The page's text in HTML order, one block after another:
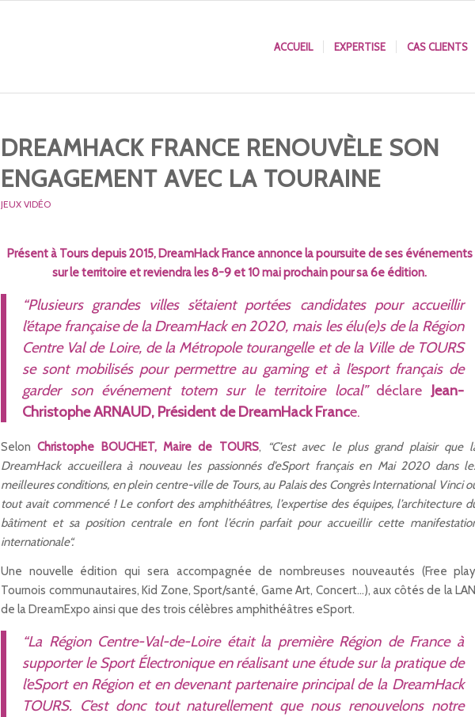
ACCUEIL EXPERTISE CAS CLIENTS
DREAMHACK FRANCE RENOUVÈLE SON
ENGAGEMENT AVEC LA TOURAINE
JEUX VIDÉO
Présent à Tours depuis 2015, DreamHack France annonce la poursuite de ses événements
sur le territoire et reviendra les 8-9 et 10 mai prochain pour sa 6e édition.
“Plusieurs grandes villes s’étaient portées candidates pour accueillir
l’étape française de la DreamHack en 2020, mais les élu(e)s de la Région
Centre Val de Loire, de la Métropole tourangelle et de la Ville de TOURS
se sont mobilisés pour permettre au gaming et à l’esport français de
garder son événement totem sur le territoire local”déclare Jean-
Christophe ARNAUD, Président de DreamHack France.
SelonChristophe BOUCHET, Maire de TOURS,
“C’est avec le plus grand plaisir que
DreamHack accueillera à nouveau les passionnés d’eSport français en Mai 2020 dans
meilleures conditions, en plein centre-ville de Tours, au Palais des Congrès International Vinci
tout avait commencé ! Le confort des amphithéâtres, l’expertise des équipes, l’architecture
bâtiment et sa position centrale en font l’écrin parfait pour accueillir cette
internationale“.
Une nouvelle édition qui sera accompagnée de nombreuses nouveautés (Free
Tournois communautaires, Kid Zone, Sport/santé, Game Art, Concert…), aux côtés de la
de la DreamExpo ainsi que des trois célèbres amphithéâtres eSport.
“La Région Centre-Val-de-Loire était la première Région de France à
supporter le Sport Électronique en réalisant une étude sur la pratique de
l’eSport en Région et en devenant partenaire principal de la DreamHack
TOURS. C’est donc tout naturellement que nous renouvelons notre